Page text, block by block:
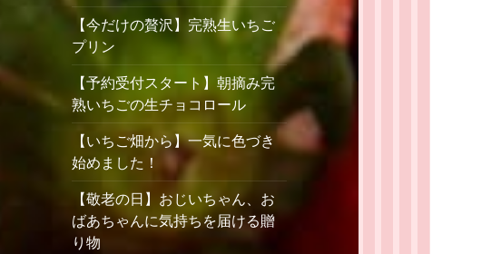
【今だけの贅沢】完熟生いちご
プリン
【予約受付スタート】朝摘み完
熟いちごの生チョコロール
【いちご畑から】一気に色づき
始めました！
【敬老の日】おじいちゃん、お
ばあちゃんに気持ちを届ける贈
り物